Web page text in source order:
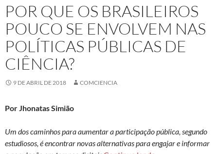
POR QUE OS BRASILEIROS
POUCO SE ENVOLVEM NAS
POLÍTICAS PÚBLICAS DE
CIÊNCIA?
9 DE ABRIL DE 2018 COMCIENCIA
Por Jhonatas Simião
Um dos caminhos para aumentar a participação pública, segundo
estudiosos, é encontrar novas alternativas para engajar e informar